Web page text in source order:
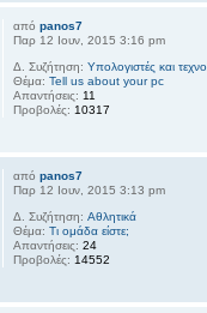
απόpanos7
Παρ 12 Ιουν, 2015 3:16 pm
Δ. Συζήτηση:Υπολογιστές και
Θέμα:Tell us about your pc
Απαντήσεις: 11
Προβολές: 10317
απόpanos7
Παρ 12 Ιουν, 2015 3:13 pm
Δ. Συζήτηση:Αθλητικά
Θέμα:Τι ομάδα είστε;
Απαντήσεις:24
Προβολές: 14552